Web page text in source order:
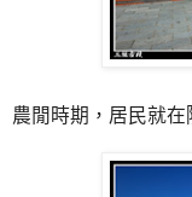
農閒時期，居民就在